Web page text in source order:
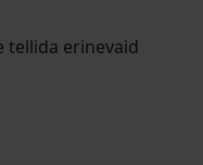
tellida erinevaid